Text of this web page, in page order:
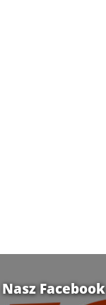
Nasz Facebook